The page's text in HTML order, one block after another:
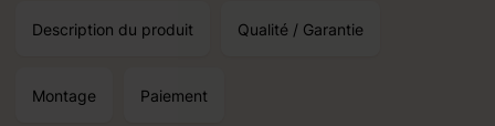
Description du produit Qualité / Garantie
Montage Paiement